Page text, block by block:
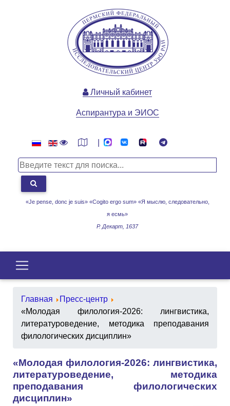
«Je pense, donc je suis» «Cogito ergo sum» «Я мыслю, следовательно,
я есмь»
Р. Декарт, 1637
Личный кабинет
Аспирантура и ЭИОС
Главная
Пресс-центр
«Молодая филология-2026: лингвистика,
литературоведение, методика преподавания
филологических дисциплин»
«Молодая филология-2026: лингвистика,
литературоведение, методика
преподавания филологических
дисциплин»